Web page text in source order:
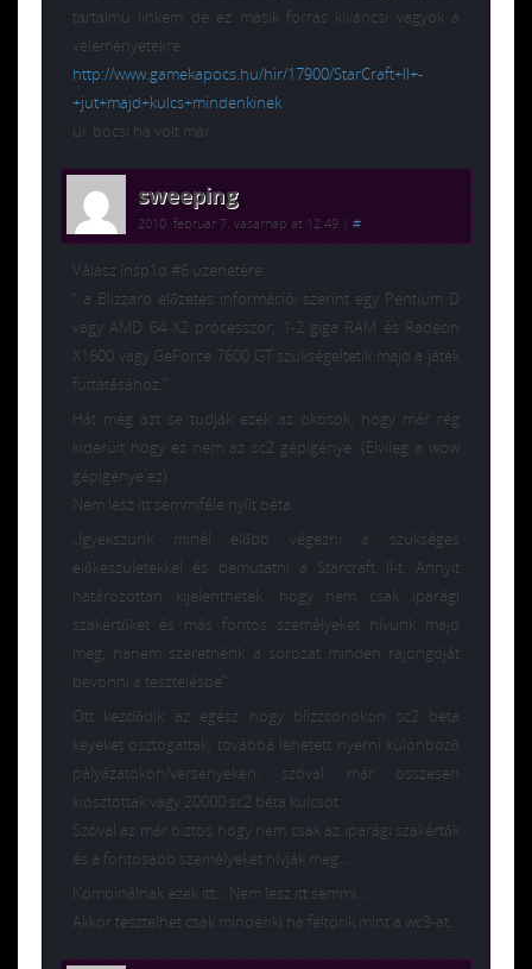
tartalmú linkem de ez másik forrás kíváncsi vagyok a
véleményetekre:
http://www.gamekapocs.hu/hir/17900/StarCraft+II+-
+jut+majd+kulcs+mindenkinek
ui: bocsi ha volt már
sweeping
2010. február 7. vasárnap at 12:49 #
Válasz Insp1d #6 üzenetére:
” a Blizzard előzetes információi szerint egy Pentium D
vagy AMD 64 X2 processzor, 1-2 giga RAM és Radeon
X1600 vagy GeForce 7600 GT szükségeltetik majd a játék
futtatásához.”
Hát még azt se tudják ezek az okosok, hogy már rég
kiderült hogy ez nem az sc2 gépigénye. (Elvileg a wow
gépigénye ez)
Nem lesz itt semmiféle nyílt béta.
„Igyekszünk minél előbb végezni a szükséges
előkészületekkel és bemutatni a Starcraft II-t. Annyit
határozottan kijelenthetek, hogy nem csak iparági
szakértőket és más fontos személyeket hívunk majd
meg, hanem szeretnénk a sorozat minden rajongóját
bevonni a tesztelésbe”
Ott kezdődik az egész hogy blizzconokon sc2 beta
keyeket osztogattak, továbbá lehetett nyerni különböző
pályázatokon/versenyeken, szóval már összesen
kiosztottak vagy 20000 sc2 béta kulcsot.
Szóval az már biztos hogy nem csak az iparági szakértők
és a fontosabb személyeket hívják meg…
Kombinálnak ezek itt… Nem lesz itt semmi…
Akkor tesztelhet csak mindenki ha feltörik mint a wc3-at.